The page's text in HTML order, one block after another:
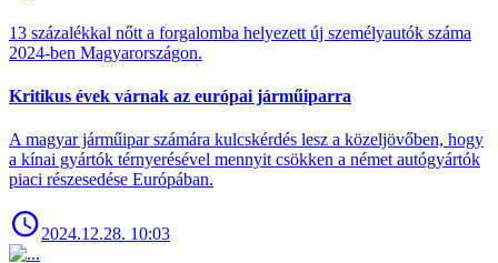
13 százalékkal nőtt a forgalomba helyezett új személyautók száma
2024-ben Magyarországon.
Kritikus évek várnak az európai járműiparra
A magyar járműipar számára kulcskérdés lesz a közeljövőben, hogy
a kínai gyártók térnyerésével mennyit csökken a német autógyártók
piaci részesedése Európában.
2024.12.28. 10:03